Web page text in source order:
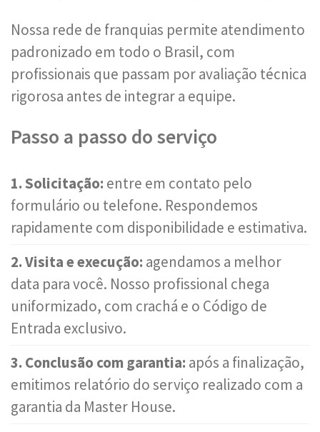
Nossa rede de franquias permite atendimento
padronizado em todo o Brasil, com
profissionais que passam por avaliação técnica
rigorosa antes de integrar a equipe.
Passo a passo do serviço
1. Solicitação: entre em contato pelo
formulário ou telefone. Respondemos
rapidamente com disponibilidade e estimativa.
2. Visita e execução: agendamos a melhor
data para você. Nosso profissional chega
uniformizado, com crachá e o Código de
Entrada exclusivo.
3. Conclusão com garantia: após a finalização,
emitimos relatório do serviço realizado com a
garantia da Master House.